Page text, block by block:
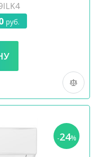
руб.
-24%